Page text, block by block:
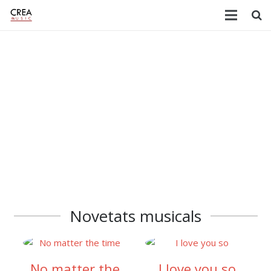
Novetats musicals